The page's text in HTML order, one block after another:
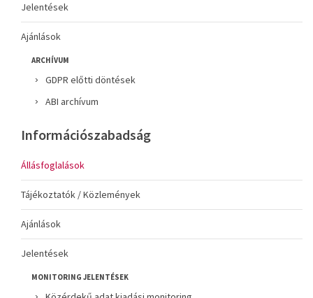
Jelentések
Ajánlások
ARCHÍVUM
GDPR előtti döntések
ABI archívum
Információszabadság
Állásfoglalások
Tájékoztatók / Közlemények
Ajánlások
Jelentések
MONITORING JELENTÉSEK